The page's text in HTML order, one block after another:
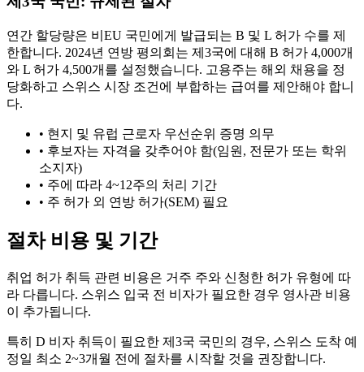
연간 할당량은 비EU 국민에게 발급되는 B 및 L 허가 수를 제
한합니다. 2024년 연방 평의회는 제3국에 대해 B 허가 4,000개
와 L 허가 4,500개를 설정했습니다. 고용주는 해외 채용을 정
당화하고 스위스 시장 조건에 부합하는 급여를 제안해야 합니
다.
• 현지 및 유럽 근로자 우선순위 증명 의무
• 후보자는 자격을 갖추어야 함(임원, 전문가 또는 학위
소지자)
• 주에 따라 4~12주의 처리 기간
• 주 허가 외 연방 허가(SEM) 필요
절차 비용 및 기간
취업 허가 취득 관련 비용은 거주 주와 신청한 허가 유형에 따
라 다릅니다. 스위스 입국 전 비자가 필요한 경우 영사관 비용
이 추가됩니다.
특히 D 비자 취득이 필요한 제3국 국민의 경우, 스위스 도착 예
정일 최소 2~3개월 전에 절차를 시작할 것을 권장합니다.